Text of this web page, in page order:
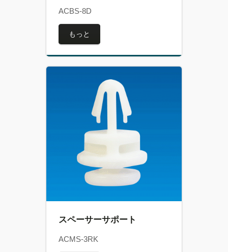
ACBS-8D
もっと
スペーサーサポート
ACMS-3RK